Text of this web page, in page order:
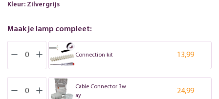
Kleur: Zilvergrijs
Maak je lamp compleet:
Connection kit 13,99
Cable Connector 3w
ay
24,99